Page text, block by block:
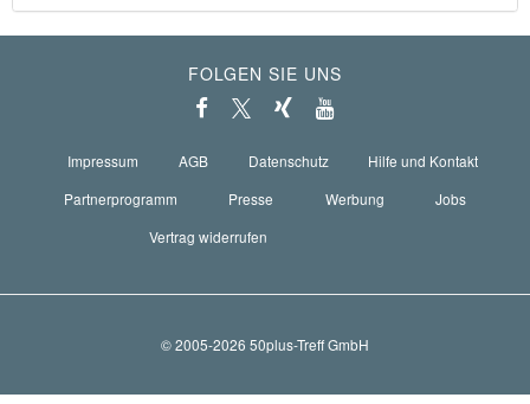
FOLGEN SIE UNS
Impressum AGB Datenschutz
Hilfe und Kontakt
Partnerprogramm
Presse Werbung
Jobs
Vertrag widerrufen
© 2005-2026 50plus-Treff GmbH